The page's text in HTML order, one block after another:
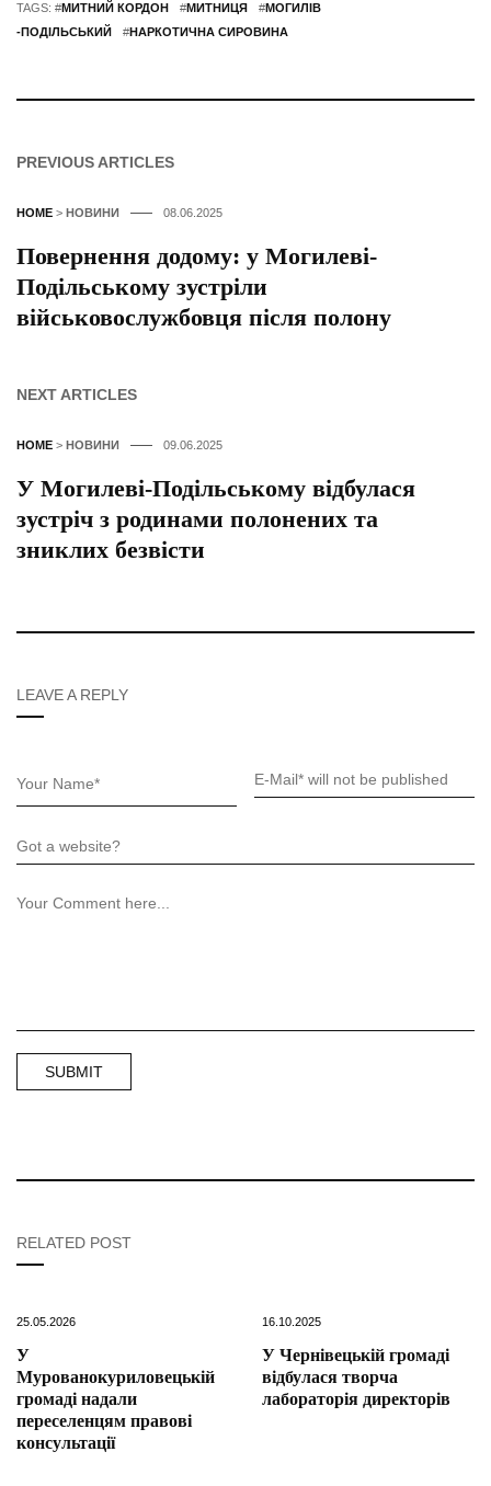
TAGS: #МИТНИЙ КОРДОН #МИТНИЦЯ #МОГИЛІВ
-ПОДІЛЬСЬКИЙ
#НАРКОТИЧНА СИРОВИНА
PREVIOUS ARTICLES
HOME > НОВИНИ 08.06.2025
Повернення додому: у Могилеві-
Подільському зустріли
військовослужбовця після полону
NEXT ARTICLES
HOME > НОВИНИ 09.06.2025
У Могилеві-Подільському відбулася
зустріч з родинами полонених та
зниклих безвісти
LEAVE A REPLY
RELATED POST
25.05.2026
У
Мурованокуриловецькій
громаді надали
переселенцям правові
консультації
16.10.2025
У Чернівецькій громаді
відбулася творча
лабораторія директорів